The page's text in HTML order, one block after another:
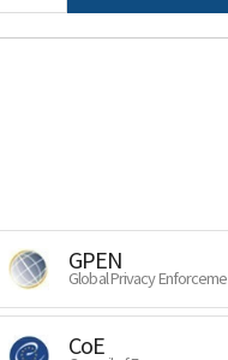
GPEN
Global Privacy
CoE